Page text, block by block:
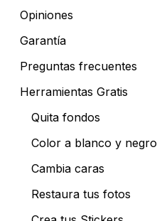
Opiniones
Garantía
Preguntas frecuentes
Herramientas Gratis
Quita fondos
Color a blanco y negro
Cambia caras
Restaura tus fotos